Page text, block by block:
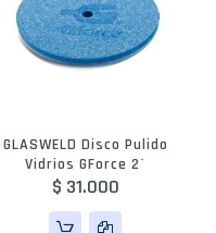
GLASWELD Disco Pulido
Vidrios GForce 2`
$ 31.000